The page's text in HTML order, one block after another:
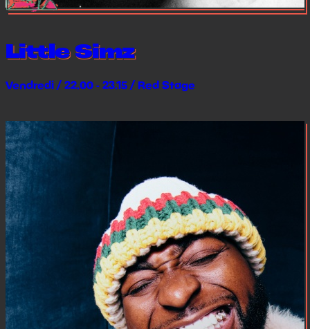
Little Simz
Vendredi / 22.00 - 23.15 / Red Stage